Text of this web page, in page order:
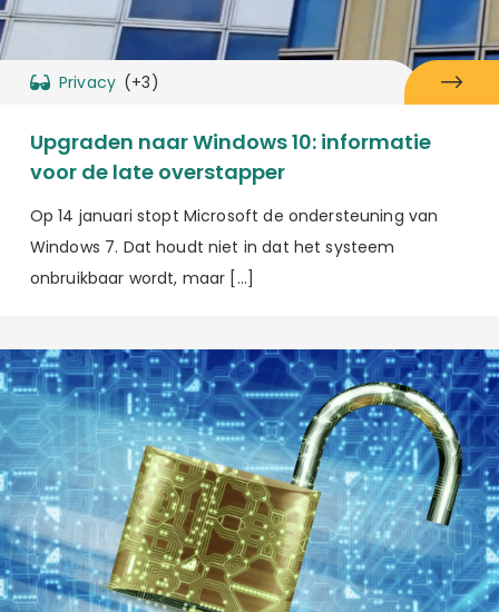
Privacy (+3)
Upgraden naar Windows 10: informatie
voor de late overstapper
Op 14 januari stopt Microsoft de ondersteuning van
Windows 7. Dat houdt niet in dat het systeem
onbruikbaar wordt, maar […]